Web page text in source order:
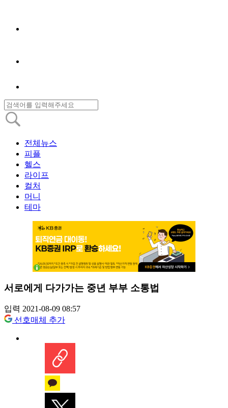
전체뉴스
피플
헬스
라이프
컬처
머니
테마
서로에게 다가가는 중년 부부 소통법
입력 2021-08-09 08:57
선호매체 추가